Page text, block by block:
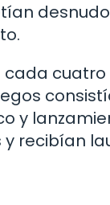
y
recibían